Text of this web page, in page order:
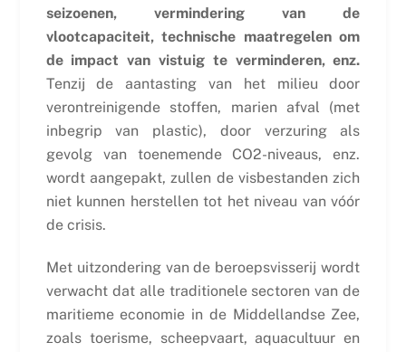
seizoenen, vermindering van de
vlootcapaciteit, technische maatregelen om
de impact van vistuig te verminderen, enz.
Tenzij de aantasting van het milieu door
verontreinigende stoffen, marien afval (met
inbegrip van plastic), door verzuring als
gevolg van toenemende CO2-niveaus, enz.
wordt aangepakt, zullen de visbestanden zich
niet kunnen herstellen tot het niveau van vóór
de crisis.
Met uitzondering van de beroepsvisserij wordt
verwacht dat alle traditionele sectoren van de
maritieme economie in de Middellandse Zee,
zoals toerisme, scheepvaart, aquacultuur en